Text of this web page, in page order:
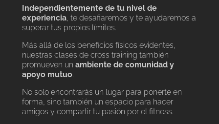
Independientemente de tu nivel de
experiencia, te desafiaremos y te ayudaremos a
superar tus propios límites.
Más allá de los beneficios físicos evidentes,
nuestras clases de cross training también
promueven un ambiente de comunidad y
apoyo mutuo.
No solo encontrarás un lugar para ponerte en
forma, sino también un espacio para hacer
amigos y compartir tu pasión por el fitness.